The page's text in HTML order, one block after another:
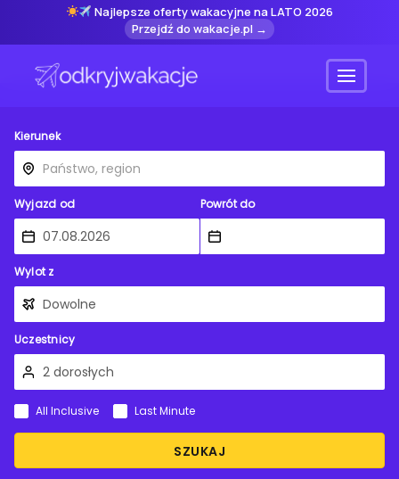
Najlepsze oferty wakacyjne na LATO 2026
Przejdź do wakacje.pl →
Menu
Kierunek
Wyjazd od Powrót do
Wylot z
Uczestnicy
SZUKAJ
All Inclusive Last Minute